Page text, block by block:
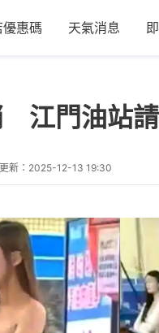
惠碼 天氣消息
江門油站
更新： 2025-12-13 19:30